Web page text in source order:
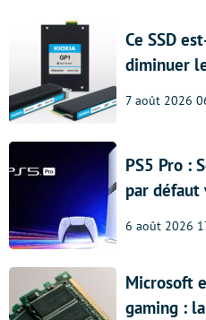
Ce SSD
diminuer
7 août 2026
PS5 Pro :
par défaut
6 août 2026
Microsoft
gaming :